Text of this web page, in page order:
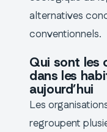
alternatives
conventionnels.
Qui sont les
dans les
aujourd’hui
Les
regroupent